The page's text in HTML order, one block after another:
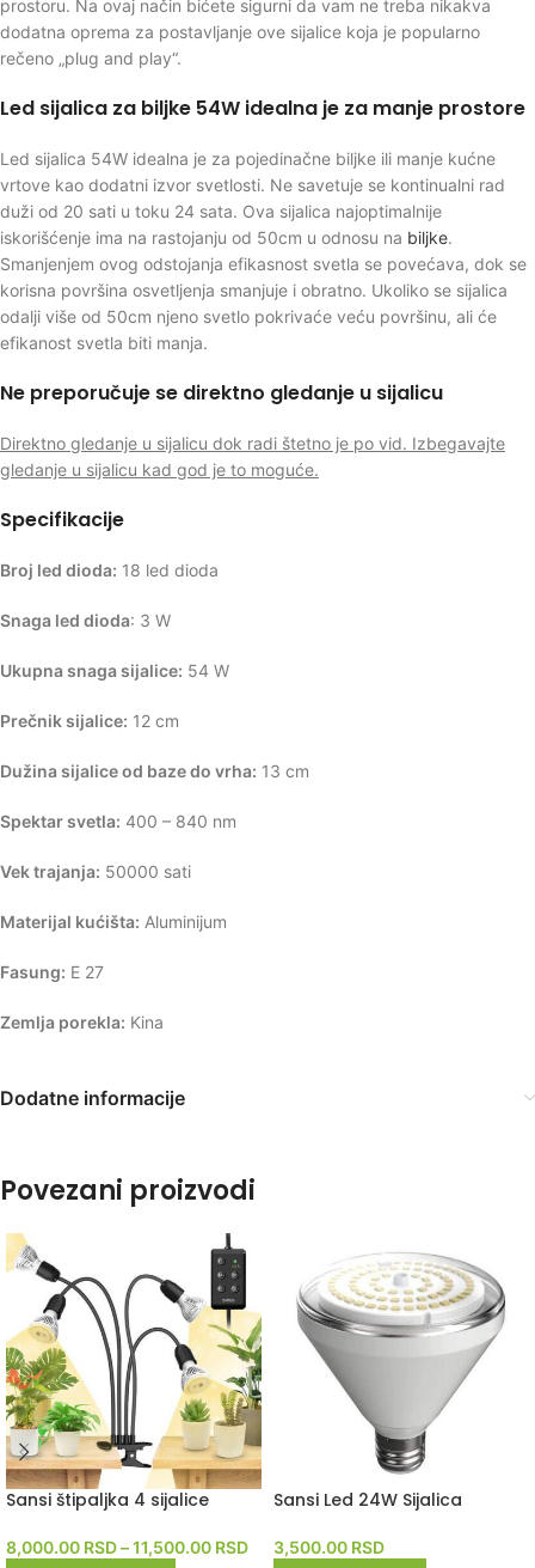
prostoru. Na ovaj način bićete sigurni da vam ne treba nikakva
dodatna oprema za postavljanje ove sijalice koja je popularno
rečeno „plug and play“.
Led sijalica za biljke 54W idealna je za manje prostore
Led sijalica 54W idealna je za pojedinačne biljke ili manje kućne
vrtove kao dodatni izvor svetlosti. Ne savetuje se kontinualni rad
duži od 20 sati u toku 24 sata. Ova sijalica najoptimalnije
iskorišćenje ima na rastojanju od 50cm u odnosu na biljke.
Smanjenjem ovog odstojanja efikasnost svetla se povećava, dok se
korisna površina osvetljenja smanjuje i obratno. Ukoliko se sijalica
odalji više od 50cm njeno svetlo pokrivaće veću površinu, ali će
efikanost svetla biti manja.
Ne preporučuje se direktno gledanje u sijalicu
Direktno gledanje u sijalicu dok radi štetno je po vid. Izbegavajte
gledanje u sijalicu kad god je to moguće.
Specifikacije
Broj led dioda: 18 led dioda
Snaga led dioda: 3 W
Ukupna snaga sijalice: 54 W
Prečnik sijalice: 12 cm
Dužina sijalice od baze do vrha: 13 cm
Spektar svetla: 400 – 840 nm
Vek trajanja: 50000 sati
Materijal kućišta: Aluminijum
Fasung: E 27
Zemlja porekla: Kina
Dodatne informacije
Povezani proizvodi
Sansi štipaljka 4 sijalice
8,000.00 RSD–11,500.00 RSD
Sansi Led 24W Sijalica
3,500.00 RSD